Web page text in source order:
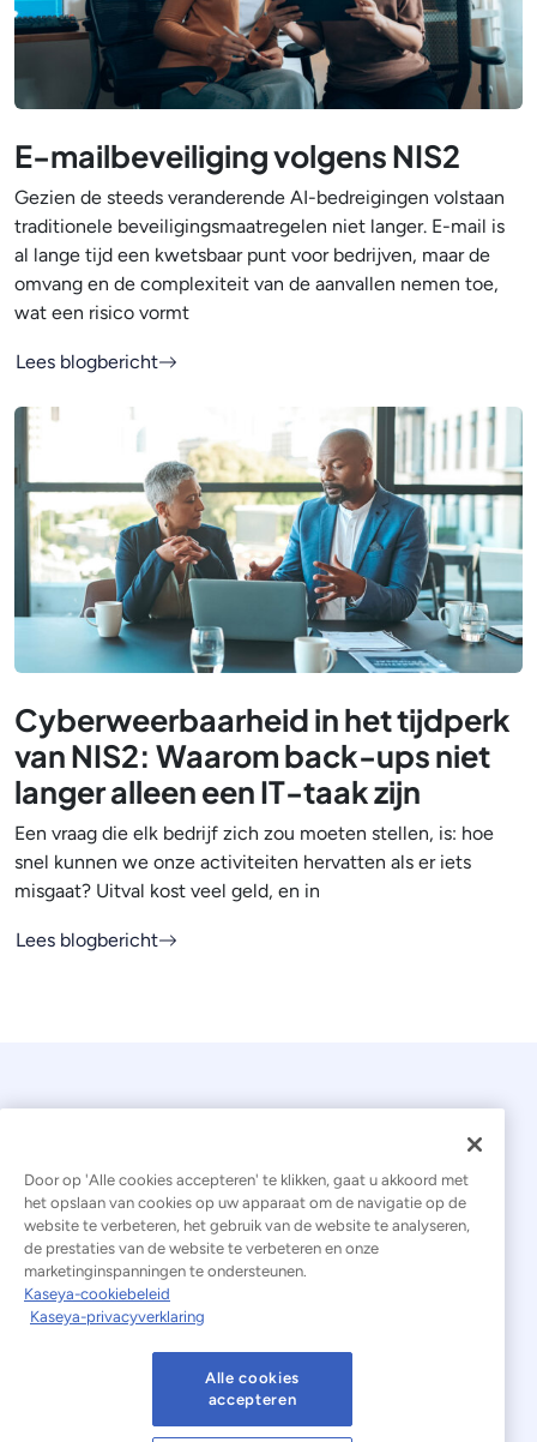
E-mailbeveiliging volgens NIS2
Gezien de steeds veranderende AI-bedreigingen volstaan
traditionele beveiligingsmaatregelen niet langer. E-mail is
al lange tijd een kwetsbaar punt voor bedrijven, maar de
omvang en de complexiteit van de aanvallen nemen toe,
wat een risico vormt
Lees blogbericht
Cyberweerbaarheid in het tijdperk
van NIS2: Waarom back-ups niet
langer alleen een IT-taak zijn
Een vraag die elk bedrijf zich zou moeten stellen, is: hoe
snel kunnen we onze activiteiten hervatten als er iets
misgaat? Uitval kost veel geld, en in
Lees blogbericht
© 2026 Kaseya. Alle rechten voorbehouden.
Nederlands
Verklaring inzake moderne slavernij
Gebruiksvoorwaarden van de website
Privacyverklaring Sitemap Cookies Settings
Door op 'Alle cookies accepteren' te klikken, gaat u akkoord met
het opslaan van cookies op uw apparaat om de navigatie op de
website te verbeteren, het gebruik van de website te analyseren,
de prestaties van de website te verbeteren en onze
marketinginspanningen te ondersteunen.
Kaseya-cookiebeleid
Kaseya-privacyverklaring
Alle cookies
accepteren